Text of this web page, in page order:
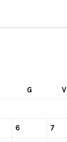
G V
6 7